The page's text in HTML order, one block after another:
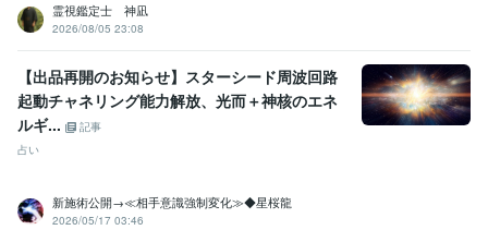
霊視鑑定士 神凪
2026/08/05 23:08
【出品再開のお知らせ】スターシード周波回路
起動チャネリング能力解放、光而＋神核のエネ
ルギ...
記事
占い
新施術公開→≪相手意識強制変化≫◆星桜龍
2026/05/17 03:46